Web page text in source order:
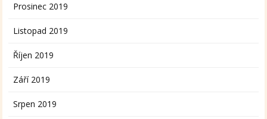
Prosinec 2019
Listopad 2019
Říjen 2019
Září 2019
Srpen 2019